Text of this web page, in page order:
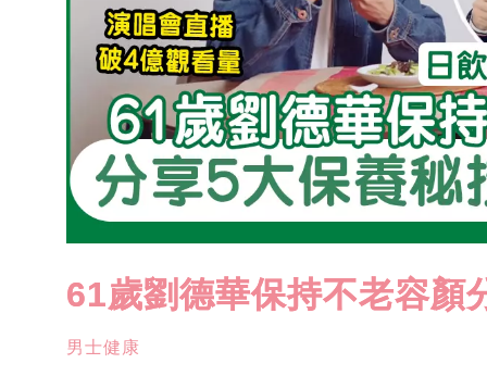
61歲劉德華保持不老容顏
男士健康